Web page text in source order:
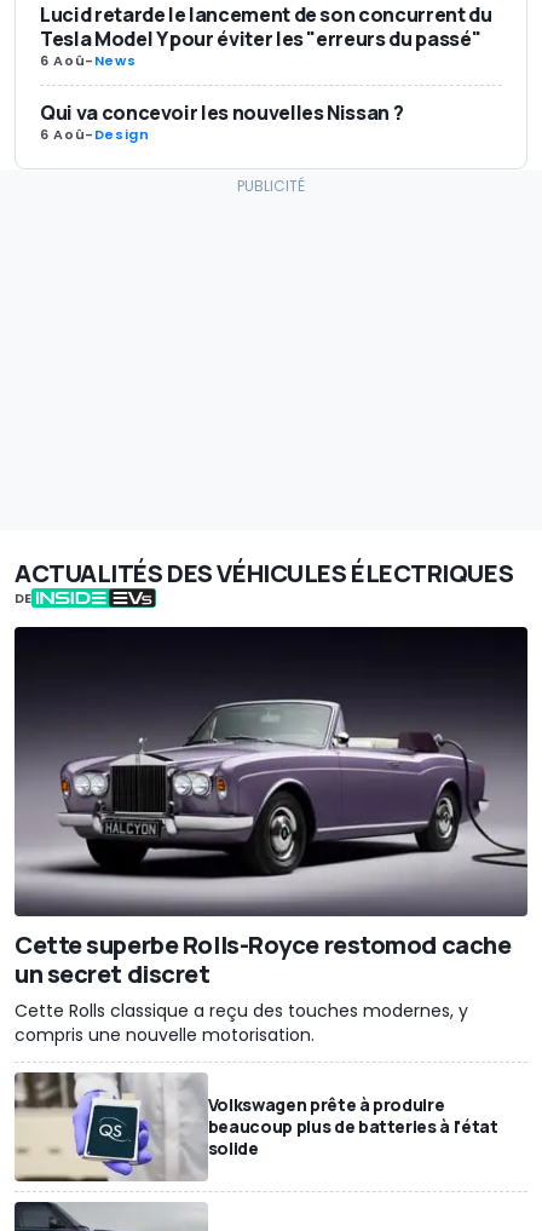
Lucid retarde le lancement de son concurrent du
Tesla Model Y pour éviter les "erreurs du passé"
6 Aoû-News
Qui va concevoir les nouvelles Nissan ?
6 Aoû-Design
ACTUALITÉS DES VÉHICULES ÉLECTRIQUES
DE
Cette superbe Rolls-Royce restomod cache
un secret discret
Cette Rolls classique a reçu des touches modernes, y
compris une nouvelle motorisation.
Volkswagen prête à produire
beaucoup plus de batteries à l'état
solide